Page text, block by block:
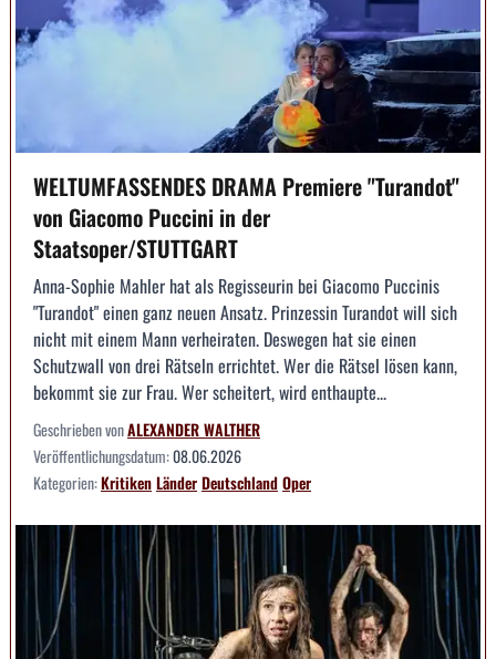
WELTUMFASSENDES DRAMA Premiere "Turandot"
von Giacomo Puccini in der
Staatsoper/STUTTGART
Anna-Sophie Mahler hat als Regisseurin bei Giacomo Puccinis
"Turandot" einen ganz neuen Ansatz. Prinzessin Turandot will sich
nicht mit einem Mann verheiraten. Deswegen hat sie einen
Schutzwall von drei Rätseln errichtet. Wer die Rätsel lösen kann,
bekommt sie zur Frau. Wer scheitert, wird enthaupte...
Geschrieben vonALEXANDER WALTHER
Veröffentlichungsdatum:08.06.2026
Kategorien:KritikenLänderDeutschlandOper